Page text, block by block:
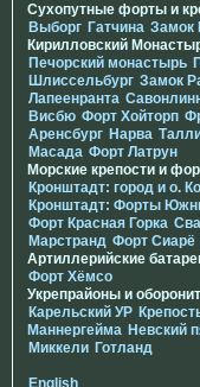
Сухопутные форты и
Выборг Гатчина Замок
Кирилловский
Печорcкий монастырь
Шлиссельбург Замок
Лапеенранта
Висбю Форт Хойторп
Аренсбург Нарва
Масада Форт Латрун
Морские крепости и
Кронштадт: город и о.
Кронштадт: Форты
Форт Красная Горка
Марстранд Форт Сиарё
Артиллерийские
Форт Хёмсо
Укрепрайоны и
Карельский УР
Маннергейма Невский
Миккели Готланд